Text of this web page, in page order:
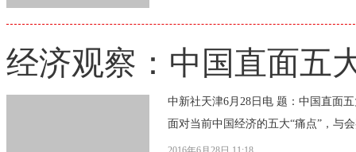
经济观察：中国直面五
中新社天津6月28日电 题：中国直面
面对当前中国经济的五大“痛点”，与